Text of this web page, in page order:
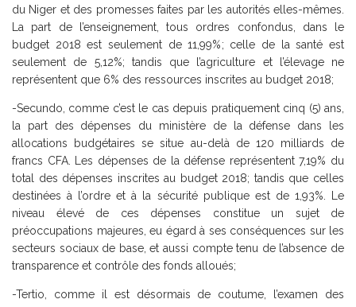
du Niger et des promesses faites par les autorités elles-mêmes.
La part de l’enseignement, tous ordres confondus, dans le
budget 2018 est seulement de 11,99%; celle de la santé est
seulement de 5,12%; tandis que l’agriculture et l’élevage ne
représentent que 6% des ressources inscrites au budget 2018;
-Secundo, comme c’est le cas depuis pratiquement cinq (5) ans,
la part des dépenses du ministère de la défense dans les
allocations budgétaires se situe au-delà de 120 milliards de
francs CFA. Les dépenses de la défense représentent 7,19% du
total des dépenses inscrites au budget 2018; tandis que celles
destinées à l’ordre et à la sécurité publique est de 1,93%. Le
niveau élevé de ces dépenses constitue un sujet de
préoccupations majeures, eu égard à ses conséquences sur les
secteurs sociaux de base, et aussi compte tenu de l’absence de
transparence et contrôle des fonds alloués;
-Tertio, comme il est désormais de coutume, l’examen des